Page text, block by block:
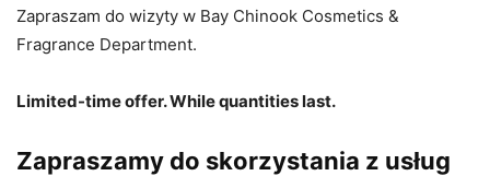
Zapraszam do wizyty w Bay Chinook Cosmetics &
Fragrance Department.
Limited-time offer. While quantities last.
Zapraszamy do skorzystania z usług